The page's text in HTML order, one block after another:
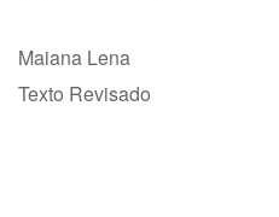
Maiana Lena
Texto Revisado